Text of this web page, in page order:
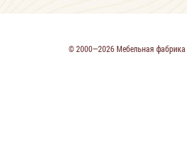
© 2000—2026 Мебельная фабрика